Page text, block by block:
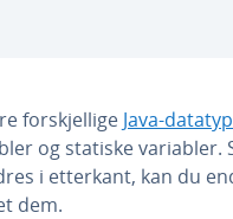
forskjellige Java-
og statiske variabler.
i etterkant, kan du
dem.